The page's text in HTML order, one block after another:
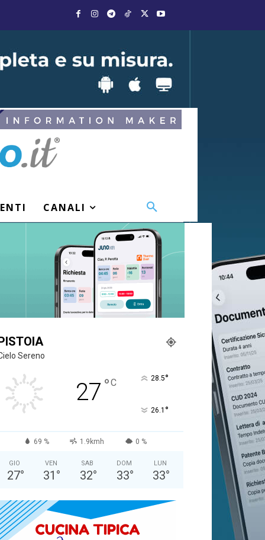
CANALI
Sereno
27 °C 28.5°
26.1 °
69 % 1.9kmh 0 %
GIO
27°
VEN
31 °
SAB
32°
DOM
33°
LUN
33°